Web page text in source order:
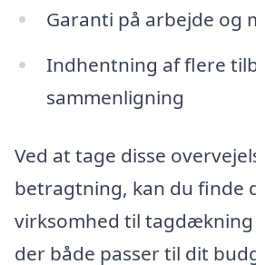
Garanti på arbejde og
Indhentning af flere
sammenligning
Ved at tage disse
betragtning, kan du finde
virksomhed til tagdækning
der både passer til dit